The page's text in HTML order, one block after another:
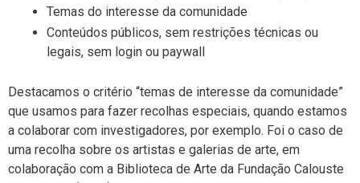
Temas do interesse da comunidade
Conteúdos públicos, sem restrições técnicas ou
legais, sem login ou paywall
Destacamos o critério “temas de interesse da comunidade”
que usamos para fazer recolhas especiais, quando estamos
a colaborar com investigadores, por exemplo. Foi o caso de
uma recolha sobre os artistas e galerias de arte, em
colaboração com a Biblioteca de Arte da Fundação Calouste